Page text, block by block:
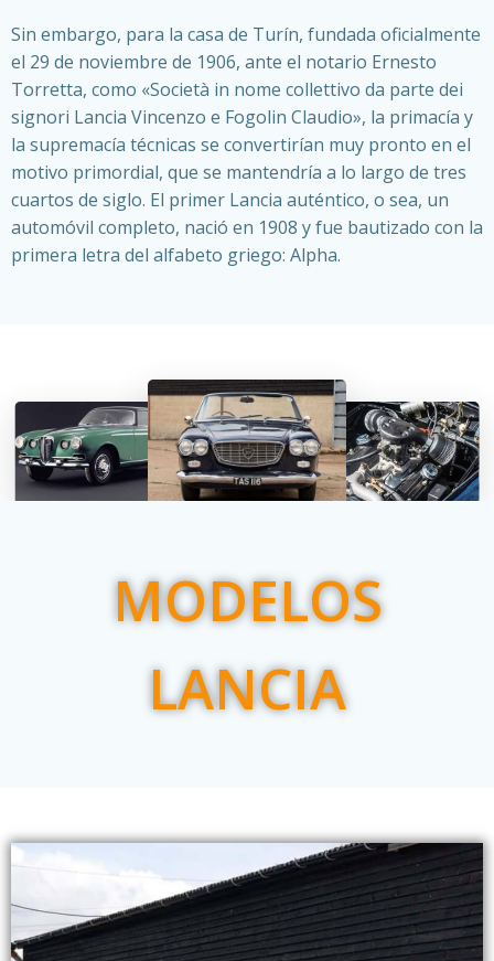
Sin embargo, para la casa de Turín, fundada oficialmente
el 29 de noviembre de 1906, ante el notario Ernesto
Torretta, como «Società in nome collettivo da parte dei
signori Lancia Vincenzo e Fogolin Claudio», la primacía y
la supremacía técnicas se convertirían muy pronto en el
motivo primordial, que se mantendría a lo largo de tres
cuartos de siglo. El primer Lancia auténtico, o sea, un
automóvil completo, nació en 1908 y fue bautizado con la
primera letra del alfabeto griego: Alpha.
MODELOS
LANCIA